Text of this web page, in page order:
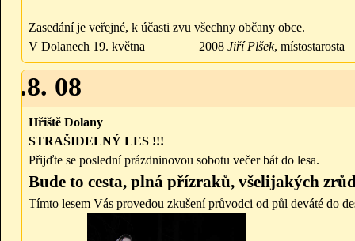
Zasedání je veřejné, k účasti zvu všechny občany obce.
V Dolanech 19. května 2008 Jiří Plšek, místostarosta
08
Hřiště Dolany
STRAŠIDELNÝ LES !!!
Přijďte se poslední prázdninovou sobotu večer bát do lesa.
Bude to cesta, plná přízraků, všelijakých
Tímto lesem Vás provedou zkušení průvodci od půl deváté do